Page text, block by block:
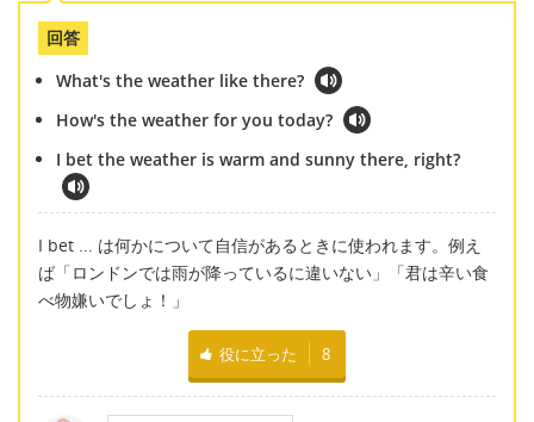
回答
What's the weather like there?
How's the weather for you today?
I bet the weather is warm and sunny there, right?
I bet ... は何かについて自信があるときに使われます。例え
ば「ロンドンでは雨が降っているに違いない」「君は辛い食
べ物嫌いでしょ！」
役に立った 8